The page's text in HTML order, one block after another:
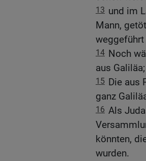
13 und im
Mann,
weggeführt
14 Noch
aus
15 Die aus
ganz
16 Als
könnten,
wurden.